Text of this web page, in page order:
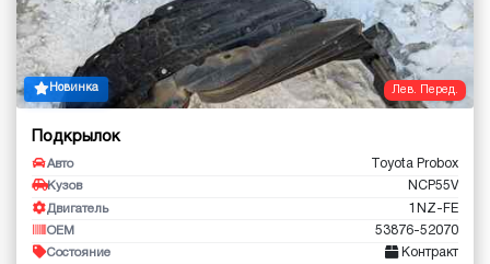
Лев. Перед.
Новинка
Подкрылок
Авто Toyota Probox
Кузов NCP55V
Двигатель 1NZ-FE
OEM 53876-52070
Состояние Контракт